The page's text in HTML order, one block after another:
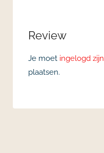
Review
Je moet ingelogd zijn
plaatsen.